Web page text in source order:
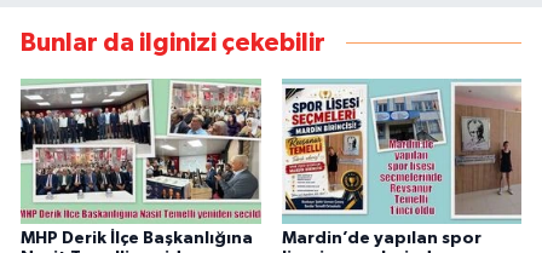
Bunlar da ilginizi çekebilir
MHP Derik İlçe Başkanlığına
Mardin’de yapılan spor